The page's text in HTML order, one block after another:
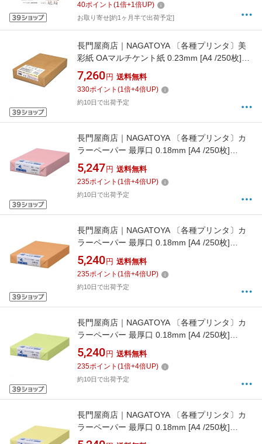
40ポイント (1倍+1倍UP)
お取り寄せ[約1ヶ月半で出荷予定]
長門屋商店｜NAGATOYA 〔各種プリンタ〕美
彩紙 OAマルチケント紙 0.23mm [A4 /250枚]
ナ-962V ホワイト
7,260 円 送料無料
330ポイント (1倍+4倍UP)
約10日で出荷予定
長門屋商店｜NAGATOYA 〔各種プリンタ〕カ
ラーペーパー 最厚口 0.18mm [A4 /250枚]
ナ-3571 桃
5,247 円 送料無料
235ポイント (1倍+4倍UP)
約10日で出荷予定
長門屋商店｜NAGATOYA 〔各種プリンタ〕カ
ラーペーパー 最厚口 0.18mm [A4 /250枚]
ナ-3568 オレンジ
5,240 円 送料無料
235ポイント (1倍+4倍UP)
約10日で出荷予定
長門屋商店｜NAGATOYA 〔各種プリンタ〕カ
ラーペーパー 最厚口 0.18mm [A4 /250枚]
ナ-3558 うぐいす
5,240 円 送料無料
235ポイント (1倍+4倍UP)
約10日で出荷予定
長門屋商店｜NAGATOYA 〔各種プリンタ〕カ
ラーペーパー 最厚口 0.18mm [A4 /250枚]
ナ-3553 クリーム